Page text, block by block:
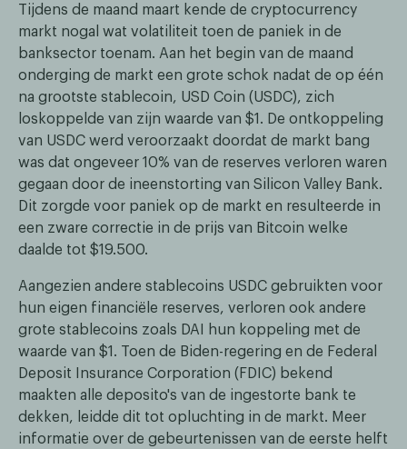
Tijdens de maand maart kende de cryptocurrency
markt nogal wat volatiliteit toen de paniek in de
banksector toenam. Aan het begin van de maand
onderging de markt een grote schok nadat de op één
na grootste stablecoin, USD Coin (USDC), zich
loskoppelde van zijn waarde van $1. De ontkoppeling
van USDC werd veroorzaakt doordat de markt bang
was dat ongeveer 10% van de reserves verloren waren
gegaan door de ineenstorting van Silicon Valley Bank.
Dit zorgde voor paniek op de markt en resulteerde in
een zware correctie in de prijs van Bitcoin welke
daalde tot $19.500.
Aangezien andere stablecoins USDC gebruikten voor
hun eigen financiële reserves, verloren ook andere
grote stablecoins zoals DAI hun koppeling met de
waarde van $1. Toen de Biden-regering en de Federal
Deposit Insurance Corporation (FDIC) bekend
maakten alle deposito's van de ingestorte bank te
dekken, leidde dit tot opluchting in de markt. Meer
informatie over de gebeurtenissen van de eerste helft